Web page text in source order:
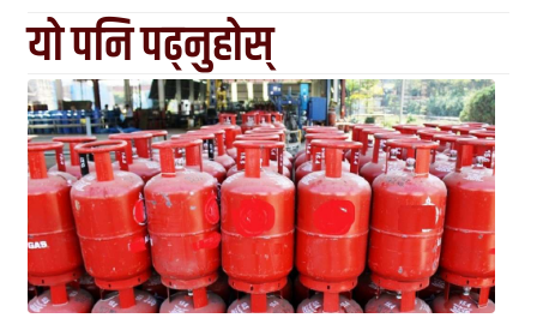
यो पनि पढ्नुहोस्